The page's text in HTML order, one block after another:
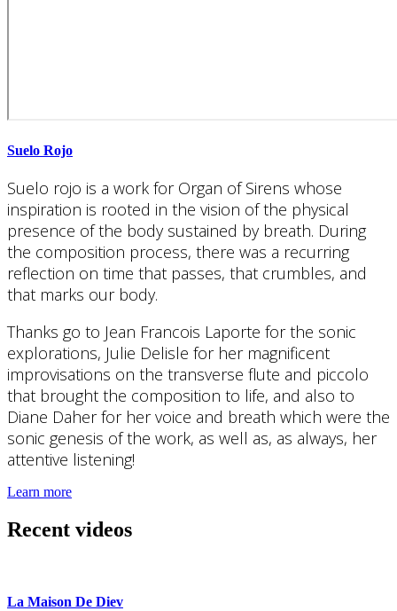
Suelo Rojo
Suelo rojo is a work for Organ of Sirens whose
inspiration is rooted in the vision of the physical
presence of the body sustained by breath. During
the composition process, there was a recurring
reflection on time that passes, that crumbles, and
that marks our body.
Thanks go to Jean Francois Laporte for the sonic
explorations, Julie Delisle for her magnificent
improvisations on the transverse flute and piccolo
that brought the composition to life, and also to
Diane Daher for her voice and breath which were the
sonic genesis of the work, as well as, as always, her
attentive listening!
Learn more
Recent videos
La Maison De Diev